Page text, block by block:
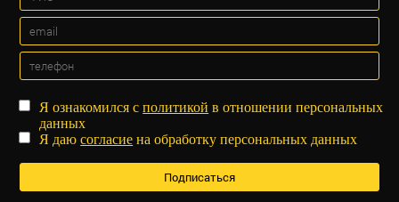
Я ознакомился сполитикой в отношении персональных
данных
Я даюсогласие на обработку персональных данных